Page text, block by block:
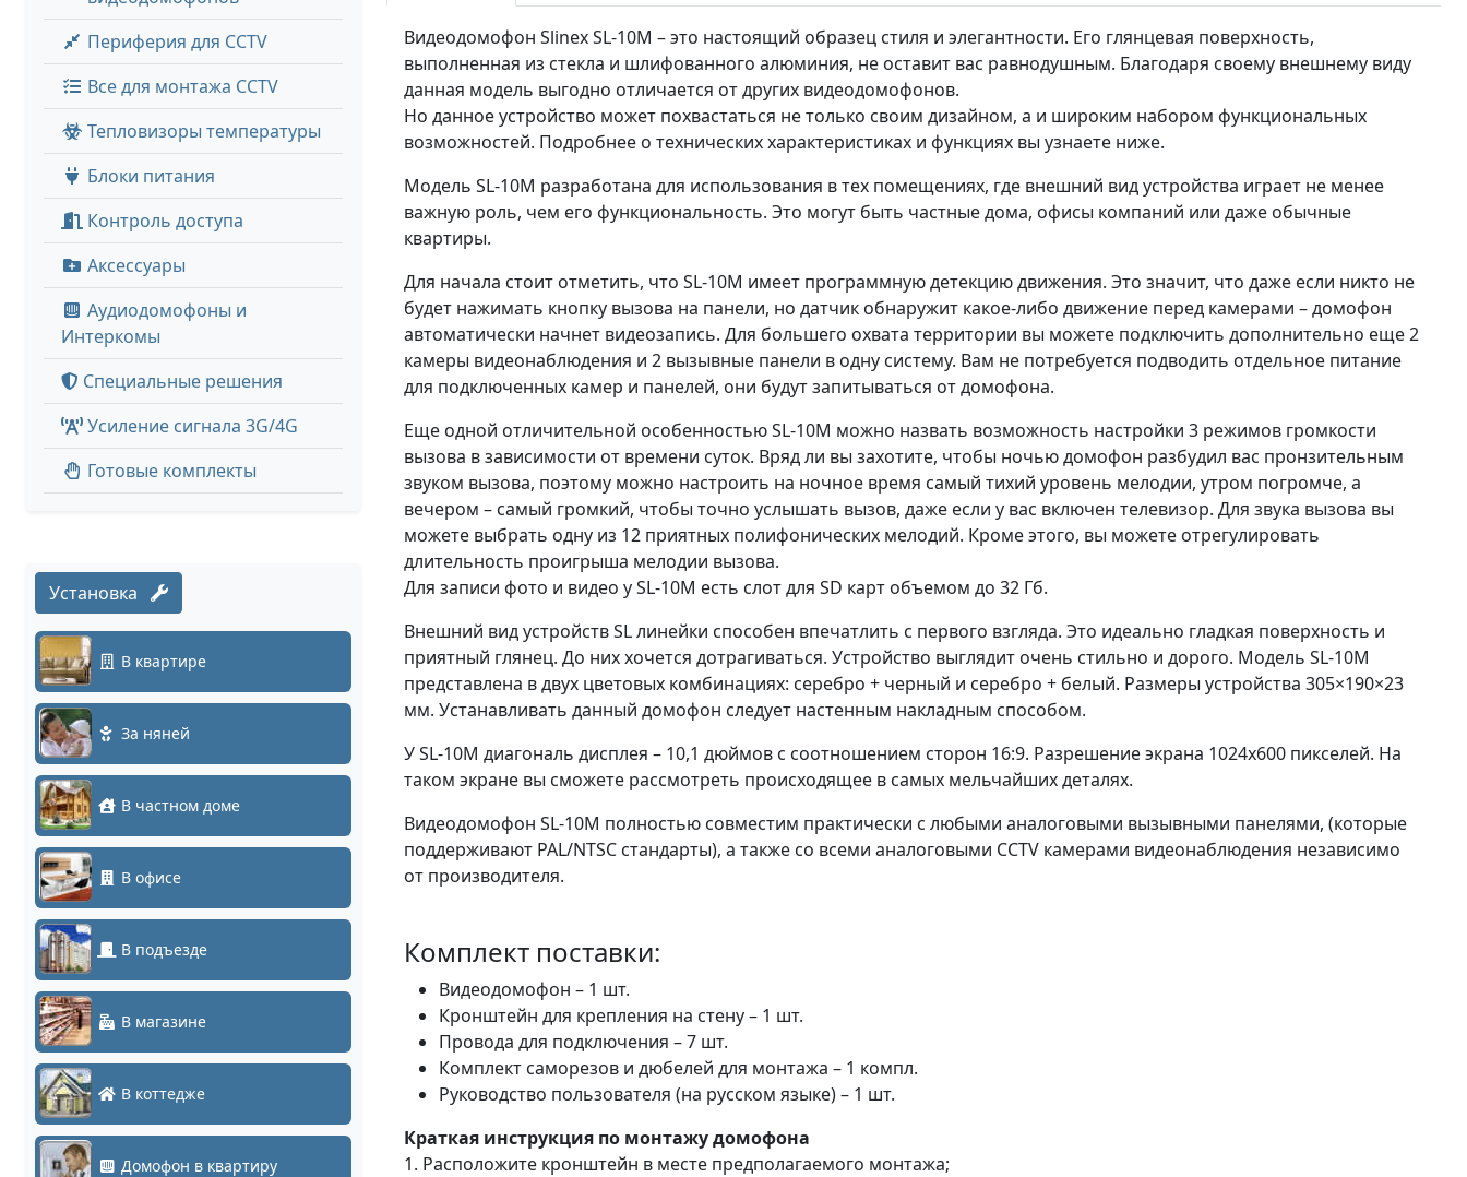
Периферия для CCTV
Все для монтажа CCTV
Тепловизоры температуры
Блоки питания
Контроль доступа
Аксессуары
Аудиодомофоны и
Интеркомы
Специальные решения
Усиление сигнала 3G/4G
Готовые комплекты
Установка
В квартире
За няней
В частном доме
В офисе
В подъезде
В магазине
В коттедже
Домофон в квартиру
Видеодомофон Slinex SL-10M – это настоящий образец стиля и элегантности. Его глянцевая поверхность,
выполненная из стекла и шлифованного алюминия, не оставит вас равнодушным. Благодаря своему внешнему виду
данная модель выгодно отличается от других видеодомофонов.
Но данное устройство может похвастаться не только своим дизайном, а и широким набором функциональных
возможностей. Подробнее о технических характеристиках и функциях вы узнаете ниже.
Модель SL-10M разработана для использования в тех помещениях, где внешний вид устройства играет не менее
важную роль, чем его функциональность. Это могут быть частные дома, офисы компаний или даже обычные
квартиры.
Для начала стоит отметить, что SL-10M имеет программную детекцию движения. Это значит, что даже если никто не
будет нажимать кнопку вызова на панели, но датчик обнаружит какое-либо движение перед камерами – домофон
автоматически начнет видеозапись. Для большего охвата территории вы можете подключить дополнительно еще 2
камеры видеонаблюдения и 2 вызывные панели в одну систему. Вам не потребуется подводить отдельное питание
для подключенных камер и панелей, они будут запитываться от домофона.
Еще одной отличительной особенностью SL-10M можно назвать возможность настройки 3 режимов громкости
вызова в зависимости от времени суток. Вряд ли вы захотите, чтобы ночью домофон разбудил вас пронзительным
звуком вызова, поэтому можно настроить на ночное время самый тихий уровень мелодии, утром погромче, а
вечером – самый громкий, чтобы точно услышать вызов, даже если у вас включен телевизор. Для звука вызова вы
можете выбрать одну из 12 приятных полифонических мелодий. Кроме этого, вы можете отрегулировать
длительность проигрыша мелодии вызова.
Для записи фото и видео у SL-10M есть слот для SD карт объемом до 32 Гб.
Внешний вид устройств SL линейки способен впечатлить с первого взгляда. Это идеально гладкая поверхность и
приятный глянец. До них хочется дотрагиваться. Устройство выглядит очень стильно и дорого. Модель SL-10M
представлена в двух цветовых комбинациях: серебро + черный и серебро + белый. Размеры устройства 305×190×23
мм. Устанавливать данный домофон следует настенным накладным способом.
У SL-10M диагональ дисплея – 10,1 дюймов с соотношением сторон 16:9. Разрешение экрана 1024х600 пикселей. На
таком экране вы сможете рассмотреть происходящее в самых мельчайших деталях.
Видеодомофон SL-10М полностью совместим практически с любыми аналоговыми вызывными панелями, (которые
поддерживают PAL/NTSC стандарты), а также со всеми аналоговыми CCTV камерами видеонаблюдения независимо
от производителя.
Комплект поставки:
Видеодомофон – 1 шт.
Кронштейн для крепления на стену – 1 шт.
Провода для подключения – 7 шт.
Комплект саморезов и дюбелей для монтажа – 1 компл.
Руководство пользователя (на русском языке) – 1 шт.
Краткая инструкция по монтажу домофона
1. Расположите кронштейн в месте предполагаемого монтажа;